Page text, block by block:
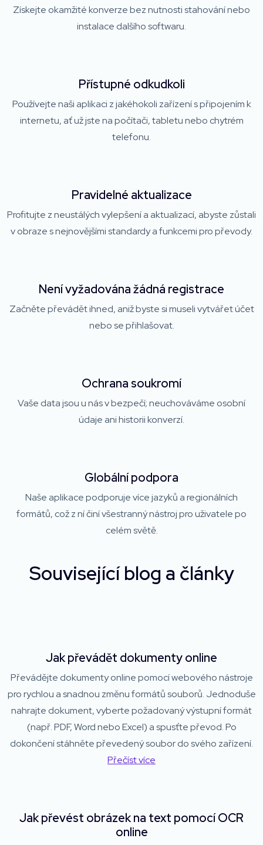
Získejte okamžité konverze bez nutnosti stahování nebo
instalace dalšího softwaru.
Přístupné odkudkoli
Používejte naši aplikaci z jakéhokoli zařízení s připojením k
internetu, ať už jste na počítači, tabletu nebo chytrém
telefonu.
Pravidelné aktualizace
Profitujte z neustálých vylepšení a aktualizací, abyste zůstali
v obraze s nejnovějšími standardy a funkcemi pro převody.
Není vyžadována žádná registrace
Začněte převádět ihned, aniž byste si museli vytvářet účet
nebo se přihlašovat.
Ochrana soukromí
Vaše data jsou u nás v bezpečí; neuchováváme osobní
údaje ani historii konverzí.
Globální podpora
Naše aplikace podporuje více jazyků a regionálních
formátů, což z ní činí všestranný nástroj pro uživatele po
celém světě.
Související blog a články
Jak převádět dokumenty online
Převádějte dokumenty online pomocí webového nástroje
pro rychlou a snadnou změnu formátů souborů. Jednoduše
nahrajte dokument, vyberte požadovaný výstupní formát
(např. PDF, Word nebo Excel) a spusťte převod. Po
dokončení stáhněte převedený soubor do svého zařízení.
Přečíst více
Jak převést obrázek na text pomocí OCR
online